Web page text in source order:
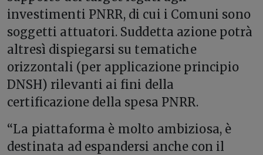
investimenti PNRR, di cui i Comuni sono
soggetti attuatori. Suddetta azione potrà
altresì dispiegarsi su tematiche
orizzontali (per applicazione principio
DNSH) rilevanti ai fini della
certificazione della spesa PNRR.
“La piattaforma è molto ambiziosa, è
destinata ad espandersi anche con il